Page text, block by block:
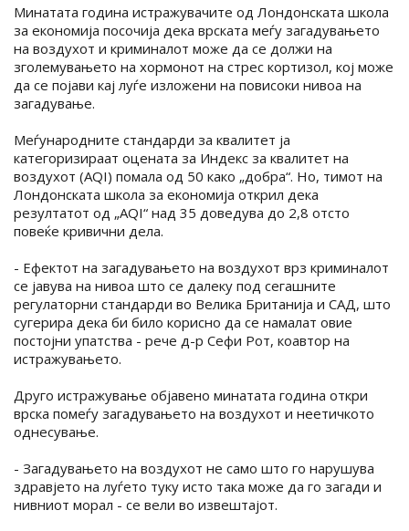
Минатата година истражувачите од Лондонската школа
за економија посочија дека врската меѓу загадувањето
на воздухот и криминалот може да се должи на
зголемувањето на хормонот на стрес кортизол, кој може
да се појави кај луѓе изложени на повисоки нивоа на
загадување.
Меѓународните стандарди за квалитет ја
категоризираат оцената за Индекс за квалитет на
воздухот (AQI) помала од 50 како „добра“. Но, тимот на
Лондонската школа за економија открил дека
резултатот од „AQI“ над 35 доведува до 2,8 отсто
повеќе кривични дела.
- Ефектот на загадувањето на воздухот врз криминалот
се јавува на нивоа што се далеку под сегашните
регулаторни стандарди во Велика Британија и САД, што
сугерира дека би било корисно да се намалат овие
постојни упатства - рече д-р Сефи Рот, коавтор на
истражувањето.
Друго истражување објавено минатата година откри
врска помеѓу загадувањето на воздухот и неетичкото
однесување.
- Загадувањето на воздухот не само што го нарушува
здравјето на луѓето туку исто така може да го загади и
нивниот морал - се вели во извештајот.